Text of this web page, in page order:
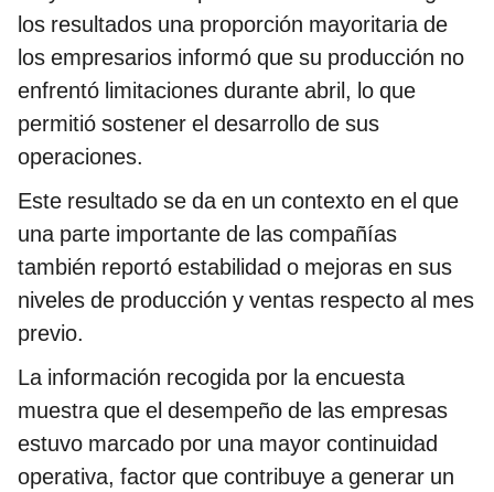
los resultados una proporción mayoritaria de
los empresarios informó que su producción no
enfrentó limitaciones durante abril, lo que
permitió sostener el desarrollo de sus
operaciones.
Este resultado se da en un contexto en el que
una parte importante de las compañías
también reportó estabilidad o mejoras en sus
niveles de producción y ventas respecto al mes
previo.
La información recogida por la encuesta
muestra que el desempeño de las empresas
estuvo marcado por una mayor continuidad
operativa, factor que contribuye a generar un